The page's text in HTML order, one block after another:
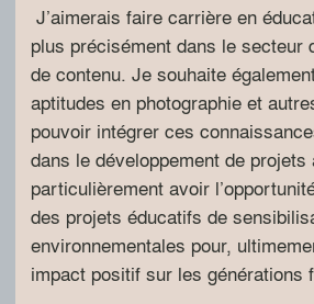
J’aimerais faire carrière en
plus précisément dans le secteur
de contenu. Je souhaite
aptitudes en photographie et
pouvoir intégrer ces
dans le développement de
particulièrement avoir
des projets éducatifs de
environnementales pour,
impact positif sur les générations